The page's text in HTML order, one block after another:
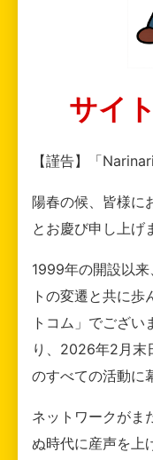
サイ
【謹告】「
陽春の候、皆様に
とお慶び申し上げ
1999年の開設以
トの変遷と共に
トコム」でござい
り、2026年2月末
のすべての活動に
ネットワークがま
ぬ時代に産声を上